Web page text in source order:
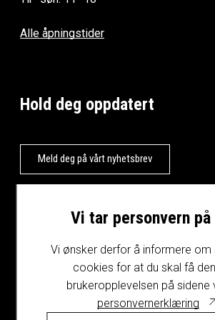
Vi tar personvern på
Vi ønsker derfor å informere om
cookies for at du skal få
brukeropplevelsen på sidene
personvernerklæring
Alle åpningstider
Hold deg oppdatert
Meld deg på vårt nyhetsbrev